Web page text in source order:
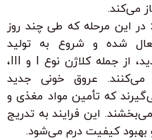
می‌کند.
در این مرحله که طی چند روز
شده و شروع به تولید
ماتریکس خارج سلولی (ECM) جدید، از جمله کلاژن نوع I و III،
می‌کنند. عروق خونی جدید
که تأمین مواد مغذی و
این فرایند به تدریج
بهبود کیفیت درم می‌شود.